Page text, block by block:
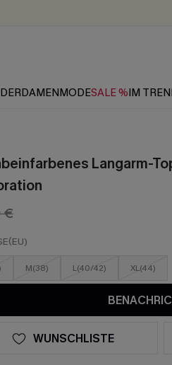
DAMENMODESALE %IM
Langarm-
€
M(38) L(40/42) XL(44)
WUNSCHLISTE